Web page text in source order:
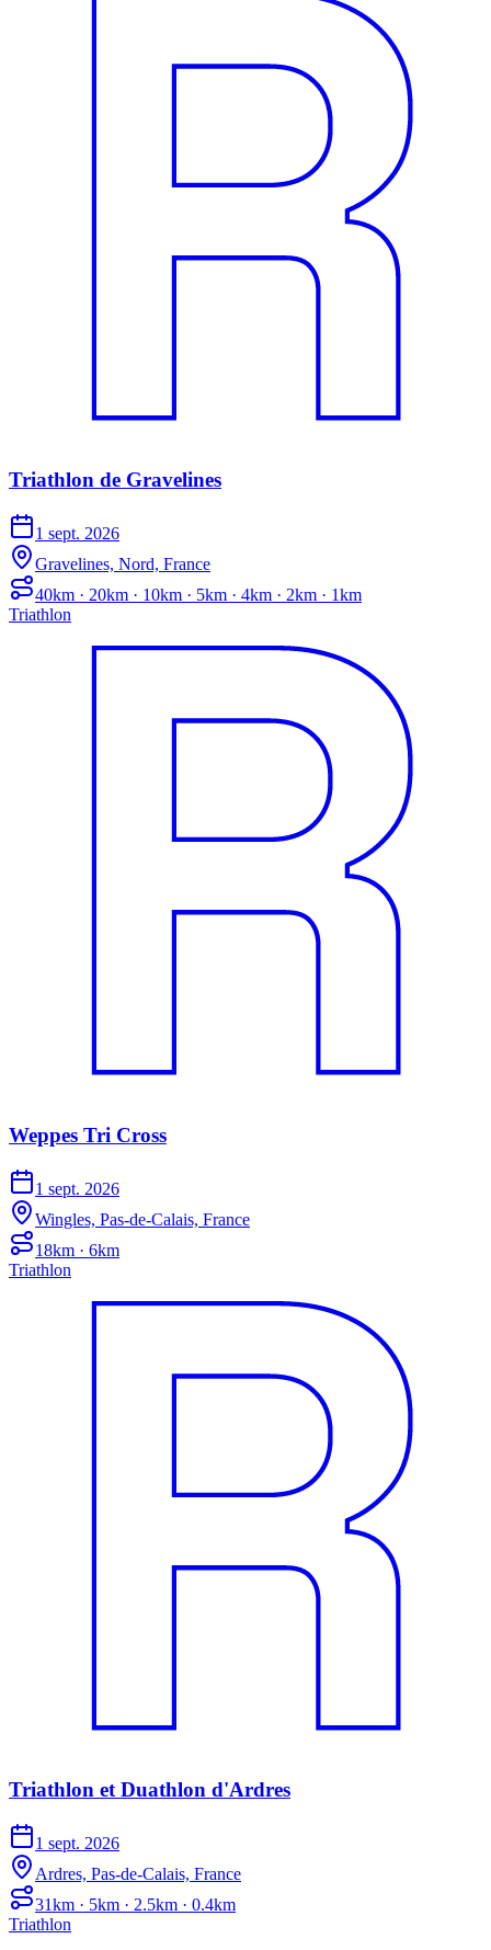
Triathlon de Gravelines
1 sept. 2026
Gravelines, Nord, France
40km · 20km · 10km · 5km · 4km · 2km · 1km
Triathlon
Weppes Tri Cross
1 sept. 2026
Wingles, Pas-de-Calais, France
18km · 6km
Triathlon
Triathlon et Duathlon d'Ardres
1 sept. 2026
Ardres, Pas-de-Calais, France
31km · 5km · 2.5km · 0.4km
Triathlon